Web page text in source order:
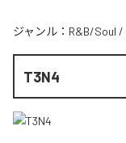
ジャンル： R&B/Soul /
T3N4